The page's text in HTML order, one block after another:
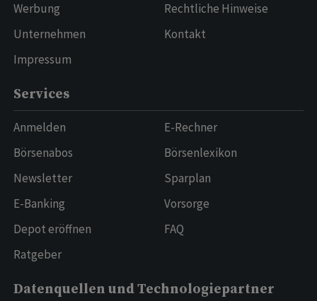
Werbung
Unternehmen
Impressum
Rechtliche Hinweise
Kontakt
Services
Anmelden
Börsenabos
Newsletter
E-Banking
Depot eröffnen
Ratgeber
E-Rechner
Börsenlexikon
Sparplan
Vorsorge
FAQ
Datenquellen und Technologiepartner